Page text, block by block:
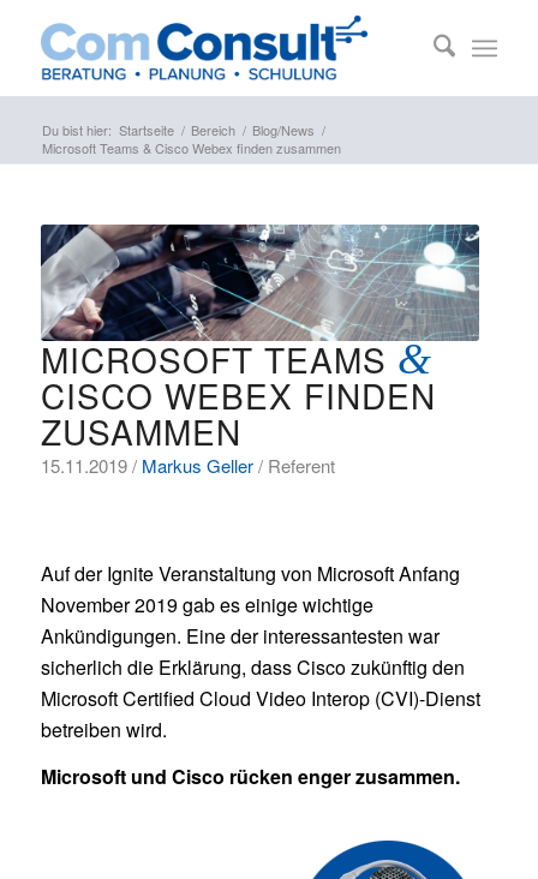
Du bist hier: Startseite / Bereich / Blog/News /
Microsoft Teams & Cisco Webex finden zusammen
MICROSOFT TEAMS &
CISCO WEBEX FINDEN
ZUSAMMEN
15.11.2019 / Markus Geller/ Referent
Auf der Ignite Veranstaltung von Microsoft Anfang
November 2019 gab es einige wichtige
Ankündigungen. Eine der interessantesten war
sicherlich die Erklärung, dass Cisco zukünftig den
Microsoft Certified Cloud Video Interop (CVI)-Dienst
betreiben wird.
Microsoft und Cisco rücken enger zusammen.